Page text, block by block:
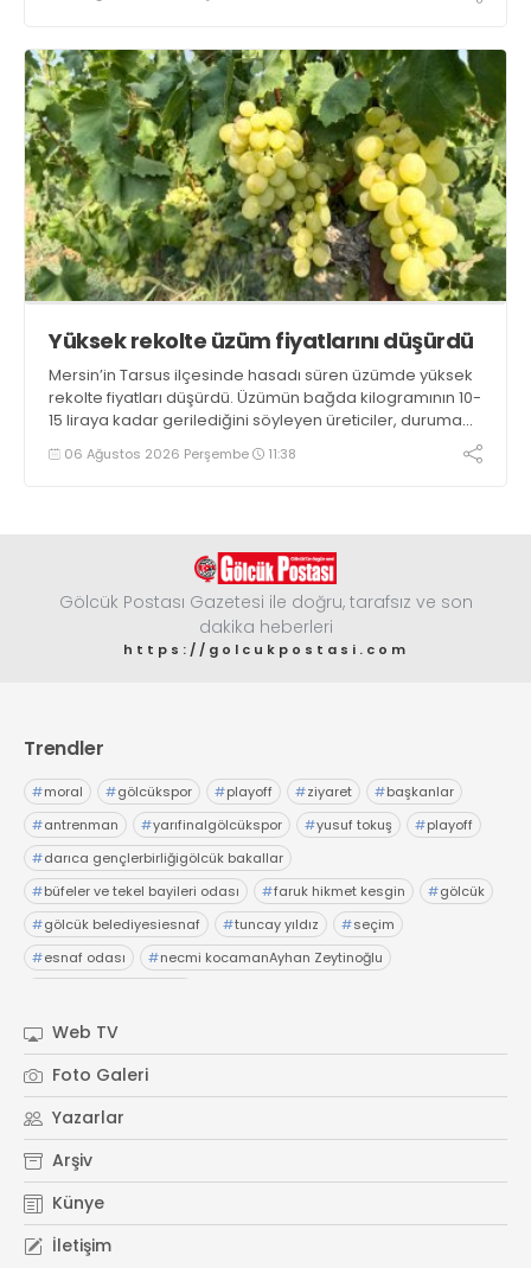
Sandıklı patatesinin daha fazla tercih edildiğini belirtti
Yüksek rekolte üzüm fiyatlarını düşürdü
Mersin’in Tarsus ilçesinde hasadı süren üzümde yüksek
rekolte fiyatları düşürdü. Üzümün bağda kilogramının 10-
15 liraya kadar gerilediğini söyleyen üreticiler, duruma
tepki gösterdi
06 Ağustos 2026 Perşembe 11:38
Gölcük Postası Gazetesi ile doğru, tarafsız ve son
dakika heberleri
https://golcukpostasi.com
Trendler
#moral #gölcükspor #playoff #ziyaret #başkanlar
#antrenman #yarıfinalgölcükspor #yusuf tokuş #playoff
#darıca gençlerbirliğigölcük bakallar
#büfeler ve tekel bayileri odası #faruk hikmet kesgin #gölcük
#gölcük belediyesiesnaf #tuncay yıldız #seçim
#esnaf odası #necmi kocamanAyhan Zeytinoğlu
Web TV
Foto Galeri
Yazarlar
Arşiv
Künye
İletişim